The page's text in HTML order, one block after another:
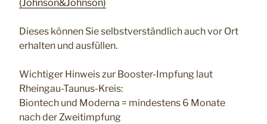
(Johnson&Johnson)
Dieses können Sie selbstverständlich auch vor Ort
erhalten und ausfüllen.
Wichtiger Hinweis zur Booster-Impfung laut
Rheingau-Taunus-Kreis:
Biontech und Moderna = mindestens 6 Monate
nach der Zweitimpfung